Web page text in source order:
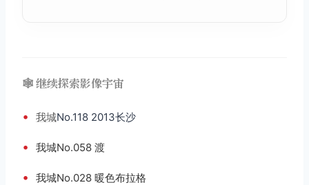
🕸️ 继续探索影像宇宙
• 我城No.118 2013长沙
• 我城No.058 渡
• 我城No.028 暖色布拉格